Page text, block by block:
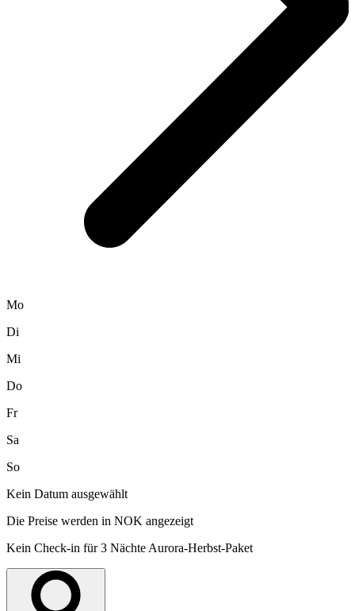
Mo
Di
Mi
Do
Fr
Sa
So
Kein Datum ausgewählt
Die Preise werden in NOK angezeigt
Kein Check-in für 3 Nächte Aurora-Herbst-Paket